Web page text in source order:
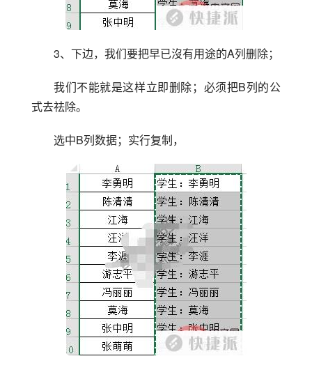
3、下边，我们要把早已沒有用途的A列删除；
我们不能就是这样立即删除；必须把B列的公
式去祛除。
选中B列数据；实行复制，